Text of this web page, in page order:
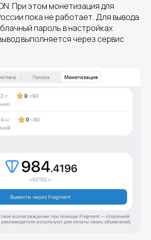
При этом монетизация для
пока не работает. Для вывода
пароль в настройках
выполняется через сервис